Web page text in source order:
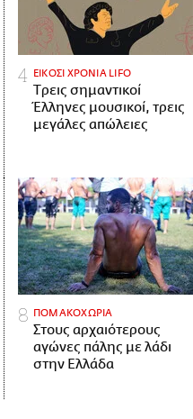
ΕΙΚΟΣΙ ΧΡΟΝΙΑ LIFO
Tρεις σημαντικοί
Έλληνες μουσικοί, τρεις
μεγάλες απώλειες
ΠΟΜΑΚΟΧΩΡΙΑ
Στους αρχαιότερους
αγώνες πάλης με λάδι
στην Ελλάδα